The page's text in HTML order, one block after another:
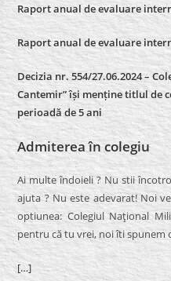
Raport anual de evaluare
Raport anual de evaluare
Decizia nr. 554/27.06.2024 –
Cantemir” își menține titlul de
perioadă de 5 ani
Admiterea în colegiu
Ai multe îndoieli ? Nu stii
ajuta ? Nu este adevarat! Noi
optiunea: Colegiul Naţional
pentru că tu vrei, noi îti spunem
[…]